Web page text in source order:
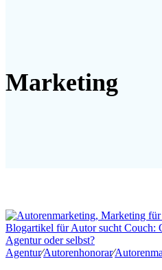
Marketing
Agentur∕Autorenhonorar∕